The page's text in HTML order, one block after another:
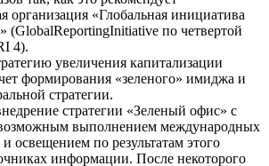
организация «Глобальная инициатива
(GlobalReportingInitiative по четвертой
4).
увеличения капитализации
формирования «зеленого» имиджа и
стратегии.
стратегии «Зеленый офис» с
выполнением международных
освещением по результатам этого
информации. После некоторого